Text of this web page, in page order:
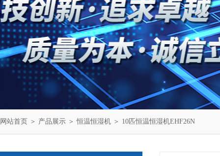
网站首页 ＞ 产品展示 ＞恒温恒湿机 ＞ 10匹恒温恒湿机EHF26N